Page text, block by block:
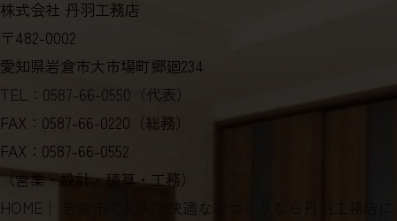
株式会社 丹羽工務店
〒482-0002
愛知県岩倉市大市場町郷廻234
TEL：0587-66-0550（代表）
FAX：0587-66-0220（総務）
FAX：0587-66-0552